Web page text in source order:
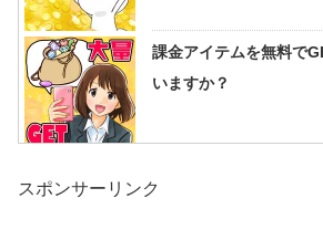
課金アイテムを無料で
いますか？
スポンサーリンク